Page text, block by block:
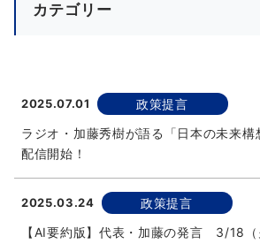
カテゴリー
2025.07.01
政策提言
ラジオ・加藤秀樹が語る「日本の未来構
配信開始！
2025.03.24
政策提言
【AI要約版】代表・加藤の発言 3/18（